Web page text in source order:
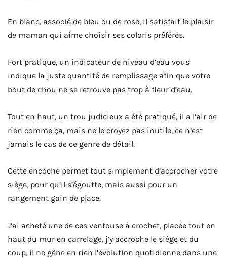
En blanc, associé de bleu ou de rose, il satisfait le plaisir
de maman qui aime choisir ses coloris préférés.
Fort pratique, un indicateur de niveau d’eau vous
indique la juste quantité de remplissage afin que votre
bout de chou ne se retrouve pas trop à fleur d’eau.
Tout en haut, un trou judicieux a été pratiqué, il a l’air de
rien comme ça, mais ne le croyez pas inutile, ce n’est
jamais le cas de ce genre de détail.
Cette encoche permet tout simplement d’accrocher votre
siège, pour qu’il s’égoutte, mais aussi pour un
rangement gain de place.
J’ai acheté une de ces ventouse à crochet, placée tout en
haut du mur en carrelage, j’y accroche le siège et du
coup, il ne gêne en rien l’évolution quotidienne dans une